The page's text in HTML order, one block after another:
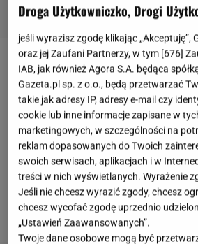
Za nami druga konferencjaFame
Poznaliśmy zawodników, którzy
najbliższych galach. Swoich
The Nitrozyniak. Sergiusz Górski
transmisje na żywo i
powiedział, żemusina chwilę
minutę później znalazł się na
się, że niebawem zobaczymy go
Droga Użytkowniczko, Drogi
jeśli wyrazisz zgodę klikając „Akceptuję”,
oraz jej Zaufani Partnerzy, w tym [676]
IAB, jak również Agora S.A. będąca
Gazeta.pl sp. z o.o., będą przetwarzać
takie jak adresy IP, adresy e-mail czy
cookie lub inne informacje zapisane w
marketingowych, w szczególności na
reklam dopasowanych do Twoich
swoich serwisach, aplikacjach i w
treści w nich wyświetlanych. Wyrażenie
Jeśli nie chcesz wyrazić zgody, chcesz
chcesz wycofać zgodę uprzednio
„Ustawień Zaawansowanych”.
Twoje dane osobowe mogą być